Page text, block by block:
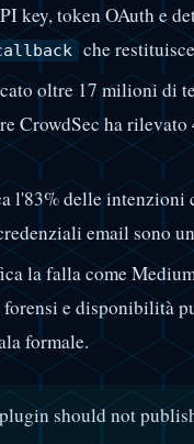
key, token OAuth e
che
oltre 17 milioni di
CrowdSec ha
l'83% delle
email sono
la falla come
forensi e disponibilità
formale.
should not